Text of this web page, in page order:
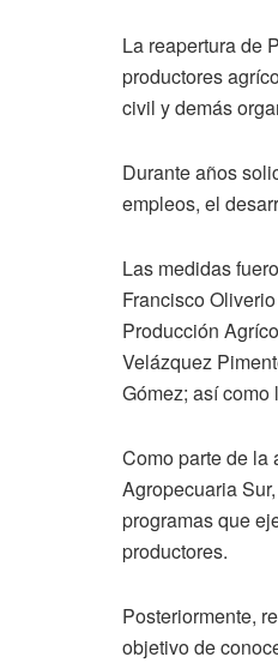
La reapertura de
productores
civil y demás
Durante años
empleos, el
Las medidas
Francisco
Producción
Velázquez
Gómez; así
Como parte de la
Agropecuaria
programas que
productores.
Posteriormente,
objetivo de